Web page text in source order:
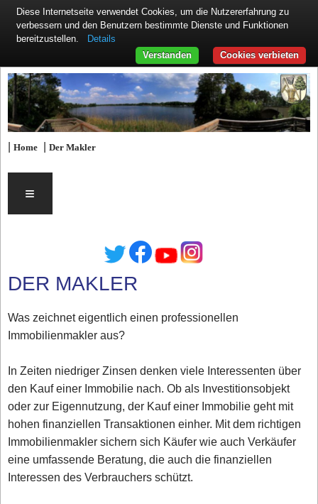
|Home |Der Makler
≡
DER MAKLER
Was zeichnet eigentlich einen professionellen
Immobilienmakler aus?
In Zeiten niedriger Zinsen denken viele Interessenten über
den Kauf einer Immobilie nach. Ob als Investitionsobjekt
oder zur Eigennutzung, der Kauf einer Immobilie geht mit
hohen finanziellen Transaktionen einher. Mit dem richtigen
Immobilienmakler sichern sich Käufer wie auch Verkäufer
eine umfassende Beratung, die auch die finanziellen
Interessen des Verbrauchers schützt.
Diese Internetseite verwendet Cookies, um die Nutzererfahrung zu
verbessern und den Benutzern bestimmte Dienste und Funktionen
bereitzustellen.
Details
Cookies verbieten
Verstanden